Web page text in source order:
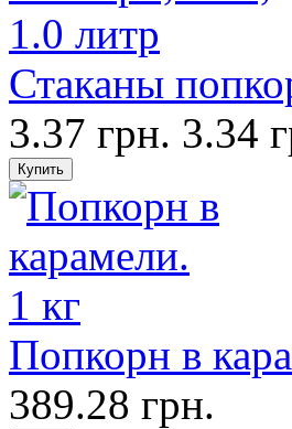
Стаканы
3.37 грн. 3.34
Попкорн в
389.28 грн.